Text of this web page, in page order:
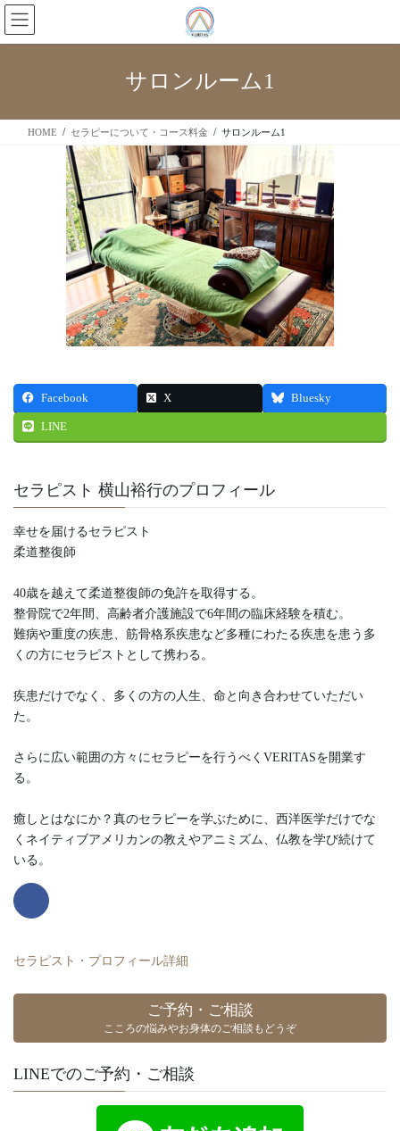
サロンルーム1
HOME セラピーについて・コース料金 サロンルーム1
Facebook X Bluesky
LINE
セラピスト 横山裕行のプロフィール
幸せを届けるセラピスト
柔道整復師
40歳を越えて柔道整復師の免許を取得する。
整骨院で2年間、高齢者介護施設で6年間の臨床経験を積む。
難病や重度の疾患、筋骨格系疾患など多種にわたる疾患を患う多
くの方にセラピストとして携わる。
疾患だけでなく、多くの方の人生、命と向き合わせていただい
た。
さらに広い範囲の方々にセラピーを行うべくVERITASを開業す
る。
癒しとはなにか？真のセラピーを学ぶために、西洋医学だけでな
くネイティブアメリカンの教えやアニミズム、仏教を学び続けて
いる。
セラピスト・プロフィール詳細
ご予約・ご相談
こころの悩みやお身体のご相談もどうぞ
LINEでのご予約・ご相談